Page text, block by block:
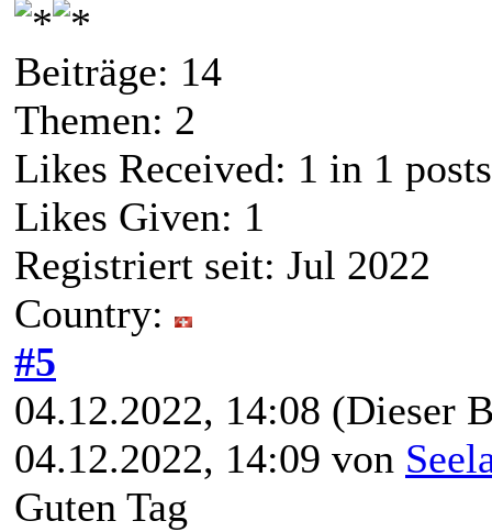
Beiträge: 14
Themen: 2
Likes Received: 1 in 1 posts
Likes Given: 1
Registriert seit: Jul 2022
Country:
#5
04.12.2022, 14:08 (Dieser
04.12.2022, 14:09 von
Guten Tag